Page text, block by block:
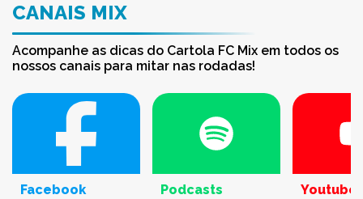
CANAIS MIX
Acompanhe as dicas do Cartola FC Mix em todos os
nossos canais para mitar nas rodadas!
Facebook Podcasts Youtube